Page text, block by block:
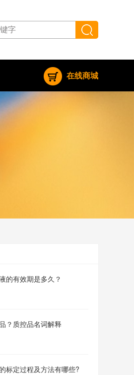
在线商城
的有效期是多久？
？质控品名词解释
标定过程及方法有哪些?